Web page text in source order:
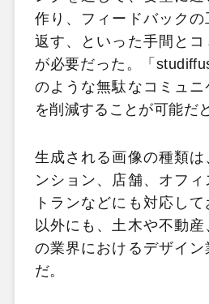
作り、フィードバックの
返す、といった手間と
が必要だった。「
のような無駄なコミュニ
を削減することが可能だ
生成される画像の種類
ンション、店舗、オフ
トランなどにも対応し
以外にも、土木や不動
の業界におけるデザイ
だ。